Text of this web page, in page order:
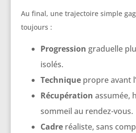
Au final, une trajectoire simple
toujours :
Progression graduelle
isolés.
Techniquepropre avant
Récupération assumée,
sommeil au rendez-vous.
Cadreréaliste, sans